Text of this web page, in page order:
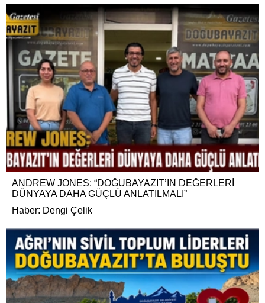
ANDREW JONES: “DOĞUBAYAZIT’IN DEĞERLERİ
DÜNYAYA DAHA GÜÇLÜ ANLATILMALI”
Haber: Dengi Çelik